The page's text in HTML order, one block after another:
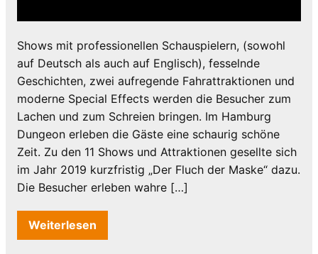
Shows mit professionellen Schauspielern, (sowohl
auf Deutsch als auch auf Englisch), fesselnde
Geschichten, zwei aufregende Fahrattraktionen und
moderne Special Effects werden die Besucher zum
Lachen und zum Schreien bringen. Im Hamburg
Dungeon erleben die Gäste eine schaurig schöne
Zeit. Zu den 11 Shows und Attraktionen gesellte sich
im Jahr 2019 kurzfristig „Der Fluch der Maske“ dazu.
Die Besucher erleben wahre […]
Weiterlesen